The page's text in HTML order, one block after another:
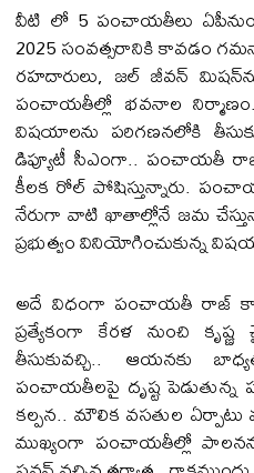
వీటి లో 5 పంచాయ‌తీలు
2025 సంవత్స‌రానికి కావ‌డం
ర‌హ‌దారులు, జ‌ల్ జీవ‌న్
పంచాయ‌తీల్లో భ‌వ‌నాల
విష‌యాల‌ను ప‌రిగ‌ణ‌న‌లోకి
డిప్యూటీ సీఎంగా.. పంచాయ‌తీ
కీల‌క రోల్ పోషిస్తున్నారు.
నేరుగా వాటి ఖాతాల్లోనే జ‌మ
ప్ర‌భుత్వం వినియోగించుకున్న
అదే విధంగా పంచాయ‌తీ రాజ్
ప్ర‌త్యేకంగా కేర‌ళ నుంచి
తీసుకువ‌చ్చి.. ఆయ‌న‌కు
పంచాయ‌తీల‌పై దృష్ట
క‌ల్ప‌న‌.. మౌలిక వ‌స‌తుల ఏర్పాటు
ముఖ్యంగా పంచాయ‌తీల్లో పాల‌న‌ను